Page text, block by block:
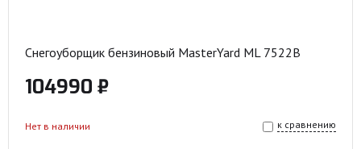
Снегоуборщик бензиновый MasterYard ML 7522B
104990 ₽
к сравнению
Нет в наличии